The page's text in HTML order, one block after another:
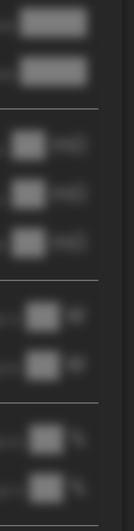
████
████
██ mΩ
██ mΩ
██ mΩ
██ W
██ W
██ %
██ %